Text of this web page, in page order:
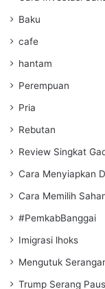
Baku
cafe
hantam
Perempuan
Pria
Rebutan
Review Singkat
Cara Menyiapkan
Cara Memilih
#PemkabBanggai
Imigrasi lhoks
Mengutuk
Trump Serang